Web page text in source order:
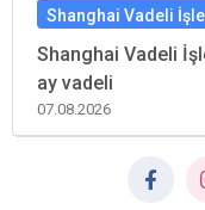
Shanghai Vadeli
Shanghai Vadeli
ay vadeli
07.08.2026